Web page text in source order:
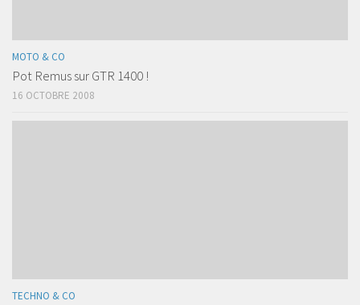
MOTO & CO
Pot Remus sur GTR 1400 !
16 OCTOBRE 2008
TECHNO & CO